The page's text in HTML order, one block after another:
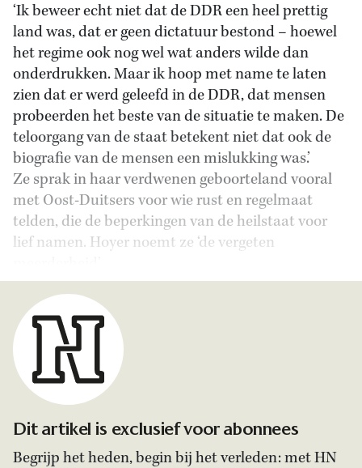
‘Ik beweer echt niet dat de DDR een heel prettig
land was, dat er geen dictatuur bestond – hoewel
het regime ook nog wel wat anders wilde dan
onderdrukken. Maar ik hoop met name te laten
zien dat er werd geleefd in de DDR, dat mensen
probeerden het beste van de situatie te maken. De
teloorgang van de staat betekent niet dat ook de
biografie van de mensen een mislukking was.’
Ze sprak in haar verdwenen geboorteland vooral
met Oost-Duitsers voor wie rust en regelmaat
telden, die de beperkingen van de heilstaat voor
lief namen. Hoyer noemt ze ‘de vergeten
Dit artikel is exclusief voor abonnees
Begrijp het heden, begin bij het verleden: met HN